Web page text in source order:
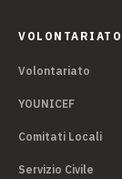
VOLONTARIATO
Volontariato
YOUNICEF
Comitati Locali
Servizio Civile